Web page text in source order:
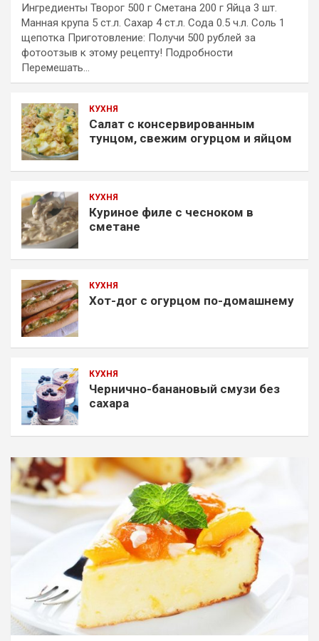
Ингредиенты Творог 500 г Сметана 200 г Яйца 3 шт.
Манная крупа 5 ст.л. Сахар 4 ст.л. Сода 0.5 ч.л. Соль 1
щепотка Приготовление: Получи 500 рублей за
фотоотзыв к этому рецепту! Подробности
Перемешать…
КУХНЯ
Салат с консервированным
тунцом, свежим огурцом и яйцом
КУХНЯ
Куриное филе с чесноком в
сметане
КУХНЯ
Хот-дог с огурцом по-домашнему
КУХНЯ
Чернично-банановый смузи без
сахара